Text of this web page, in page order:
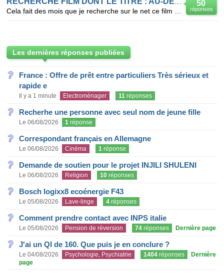
50
réponses
Les dernières réponses publiées
France : Offre de prêt entre particuliers Très sérieux et
rapide e
Il y a 1 minute Electroménager 11 réponses
Recherhe une personne avec seul nom de jeune fille
Le 06/08/2026 1 réponse
Correspondant français en Allemagne
Le 06/08/2026 Cinéma 1 réponse
Demande de soutien pour le projet INJILI SHULENI
Le 06/08/2026 Religion 10 réponses
Bosch logixx8 ecoénergie F43
Le 05/08/2026 Lave-linge 4 réponses
Comment prendre contact avec INPS italie
Le 05/08/2026 Pension de réversion 74 réponses Dernière page
J'ai un QI de 160. Que puis je en conclure ?
Le 04/08/2026 Psychologie, Psychiatrie 1404 réponses
Dernière
page